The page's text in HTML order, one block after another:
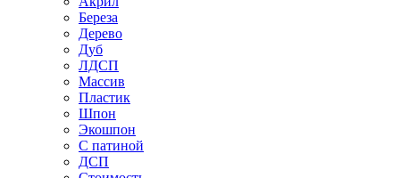
Береза
Дерево
Дуб
ЛДСП
Массив
Пластик
Шпон
Экошпон
С патиной
ДСП